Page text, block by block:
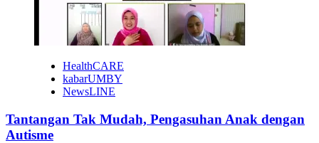
HealthCARE
kabarUMBY
NewsLINE
Tantangan Tak Mudah, Pengasuhan Anak dengan
Autisme